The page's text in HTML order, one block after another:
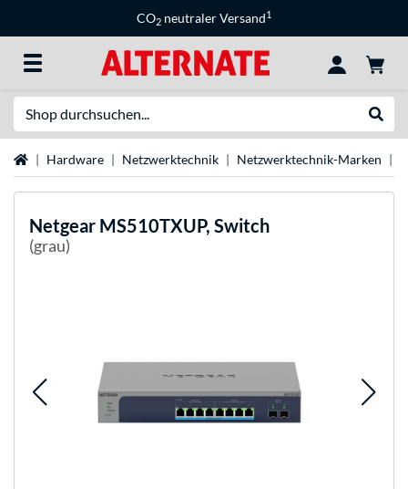
CO2 neutraler Versand1
StartseiteHardware Netzwerktechnik Netzwerktechnik-Marken
Netgear MS510TXUP, Switch
(grau)